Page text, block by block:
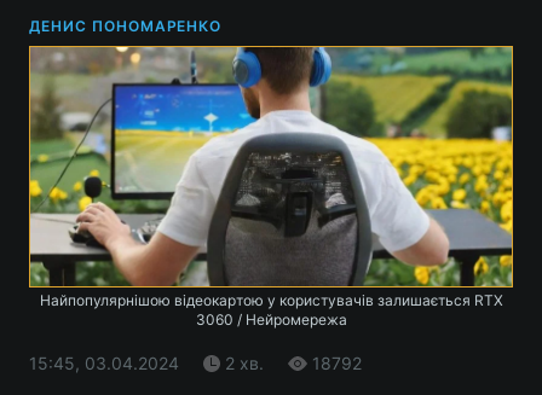
ДЕНИС ПОНОМАРЕНКО
Найпопулярнішою відеокартою у користувачів залишається RTX
3060 / Нейромережа
15:45, 03.04.2024 2 хв. 18792